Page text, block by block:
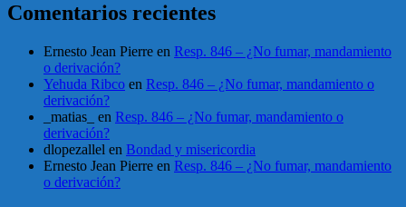
Comentarios recientes
Ernesto Jean Pierre en Resp. 846 – ¿No fumar, mandamiento
o derivación?
Yehuda Ribco en Resp. 846 – ¿No fumar, mandamiento o
derivación?
_matias_
en Resp. 846 – ¿No fumar, mandamiento o
derivación?
dlopezallel en Bondad y misericordia
Ernesto Jean Pierre en Resp. 846 – ¿No fumar, mandamiento
o derivación?